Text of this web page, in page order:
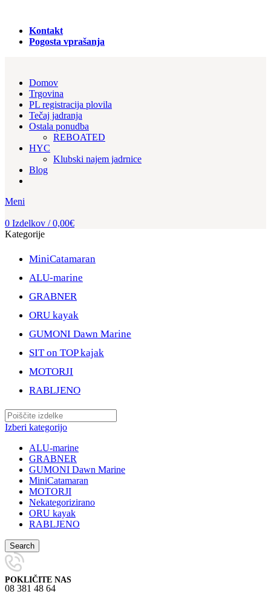
Kontakt
Pogosta vprašanja
Domov
Trgovina
PL registracija plovila
Tečaj jadranja
Ostala ponudba
REBOATED
HYC
Klubski najem jadrnice
Blog
Meni
0 Izdelkov / 0,00€
Kategorije
MiniCatamaran
ALU-marine
GRABNER
ORU kayak
GUMONI Dawn Marine
SIT on TOP kajak
MOTORJI
RABLJENO
Izberi kategorijo
ALU-marine
GRABNER
GUMONI Dawn Marine
MiniCatamaran
MOTORJI
Nekategorizirano
ORU kayak
RABLJENO
Search
POKLIČITE NAS
08 381 48 64